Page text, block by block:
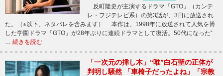
反町隆史が主演するドラマ「GTO」（カンテ
レ・フジテレビ系）の第3話が、3日に放送され
た。（※以下、ネタバレを含みます） 本作は、1998年に放送されて人気を博
した学園ドラマ「GTO」が28年ぶりに連続ドラマとして復活。50代になった“
続きを読む
「一次元の挿し木」“唯”白石聖の正体が
判明し騒然 「車椅子だったよね」「宗教